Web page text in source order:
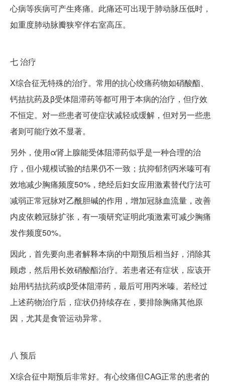
心病等疾病可产生疼痛。此痛还可出现于肺动脉压低时，
如重度肺动脉瓣狭窄伴右室高压。
七治疗
X综合征无特殊的治疗。常用的抗心绞痛药物如硝酸酯、
钙拮抗药及β受体阻滞药等都可用于本病的治疗，但疗效
不恒定。对一些患者可使症状减轻或缓解，但对另一些患
者则可能疗效不显著。
另外，使用α肾上腺能受体阻滞药似乎是一种合理的治
疗，但小规模试验的结果仍不一致；抗抑郁剂丙米嗪可有
效地减少胸痛频度50%，绝经后妇女应用激素替代疗法可
减弱正常冠脉对乙酰胆碱的作用，增加冠脉血流量，改善
内皮依赖冠脉扩张，有一项研究证明此项激素可减少胸痛
发作频度50%。
因此，首先要向患者解释本病的中期预后相当好，消除其
顾虑，然后用长效硝酸酯治疗。若患者还有症状，应该开
始用钙拮抗药或β受体阻滞药，最后可用丙米嗪。若经过
上述药物治疗后，症状仍持续存在，要排除胸痛其他原
因，尤其是食管运动异常。
八 预后
X综合征中期预后非常好。有心绞痛但CAG正常的患者的